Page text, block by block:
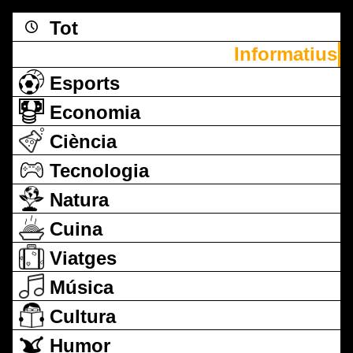
Tot
Informatius
Esports
Economia
Ciència
Tecnologia
Natura
Cuina
Viatges
Música
Cultura
Humor